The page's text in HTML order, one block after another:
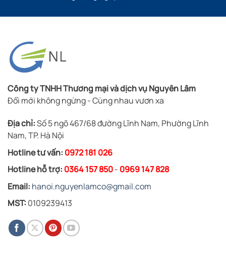
Công ty TNHH Thương mại và dịch vụ Nguyên Lâm
Đổi mới không ngừng - Cùng nhau vươn xa
Địa chỉ:Số 5 ngõ 467/68 đường Lĩnh Nam, Phường Lĩnh
Nam, TP. Hà Nội
Hotline tư vấn: 0972 181 026
Hotline hỗ trợ: 0364 157 850- 0969 147 828
Email: hanoi.nguyenlamco@gmail.com
MST: 0109239413